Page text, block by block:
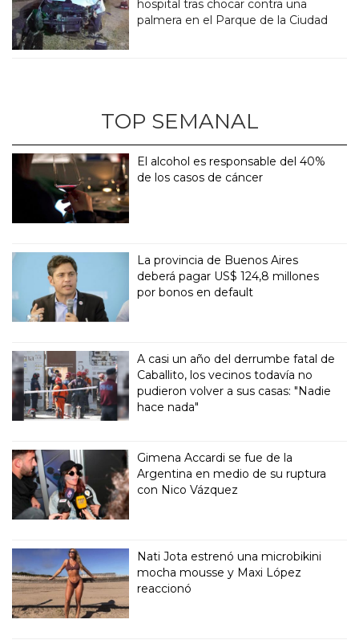
hospital tras chocar contra una
palmera en el Parque de la Ciudad
TOP SEMANAL
El alcohol es responsable del 40%
de los casos de cáncer
La provincia de Buenos Aires
deberá pagar US$ 124,8 millones
por bonos en default
A casi un año del derrumbe fatal de
Caballito, los vecinos todavía no
pudieron volver a sus casas: "Nadie
hace nada"
Gimena Accardi se fue de la
Argentina en medio de su ruptura
con Nico Vázquez
Nati Jota estrenó una microbikini
mocha mousse y Maxi López
reaccionó